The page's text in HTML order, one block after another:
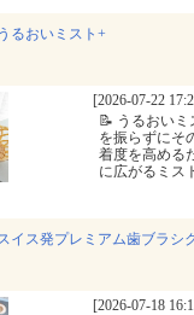
うるおいミスト+
[2026-07-22
📝 うるおい
を振らずにそ
着度を高める
に広がるミス
イス発プレミアム歯ブラシ
[2026-07-18